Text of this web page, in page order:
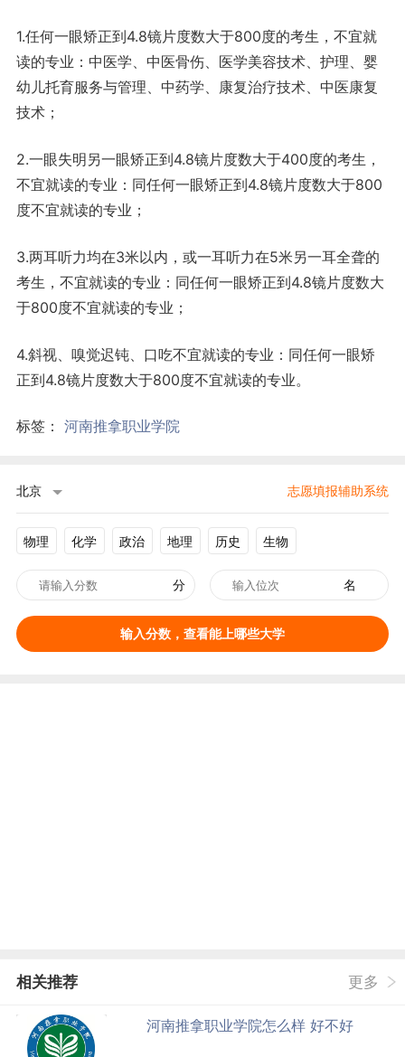
1.任何一眼矫正到4.8镜片度数大于800度的考生，不宜就
读的专业：中医学、中医骨伤、医学美容技术、护理、婴
幼儿托育服务与管理、中药学、康复治疗技术、中医康复
技术；
2.一眼失明另一眼矫正到4.8镜片度数大于400度的考生，
不宜就读的专业：同任何一眼矫正到4.8镜片度数大于800
度不宜就读的专业；
3.两耳听力均在3米以内，或一耳听力在5米另一耳全聋的
考生，不宜就读的专业：同任何一眼矫正到4.8镜片度数大
于800度不宜就读的专业；
4.斜视、嗅觉迟钝、口吃不宜就读的专业：同任何一眼矫
正到4.8镜片度数大于800度不宜就读的专业。
标签： 河南推拿职业学院
北京 志愿填报辅助系统
物理 化学 政治 地理 历史 生物
分 名
输入分数，查看能上哪些大学
相关推荐 更多
河南推拿职业学院怎么样 好不好